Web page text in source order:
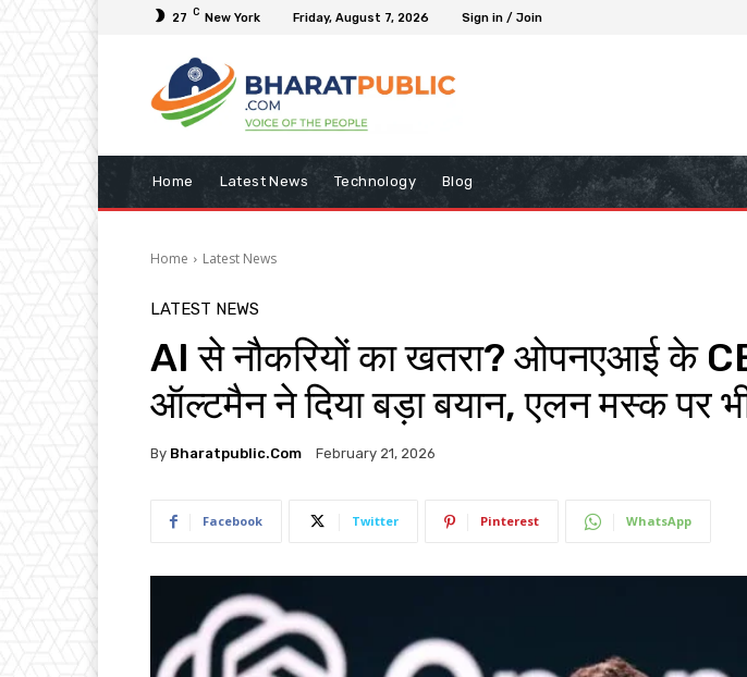
27 C New York Friday, August 7, 2026 Sign in / Join
Home Latest News Technology Blog
Home Latest News
LATEST NEWS
AI से नौकरियों का खतरा? ओपनएआई के
ऑल्टमैन ने दिया बड़ा बयान, एलन मस्क पर
By Bharatpublic.com February 21, 2026
Facebook Twitter Pinterest WhatsApp